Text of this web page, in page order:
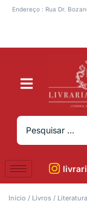
Endereço : Rua Dr.
Início / Livros / Literatura